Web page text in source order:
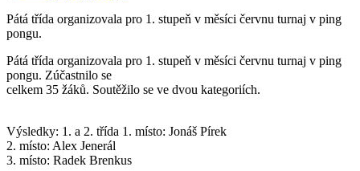
Pátá třída organizovala pro 1. stupeň v měsíci červnu turnaj v ping
pongu.
Pátá třída organizovala pro 1. stupeň v měsíci červnu turnaj v ping
pongu. Zúčastnilo se
celkem 35 žáků. Soutěžilo se ve dvou kategoriích.
Výsledky: 1. a 2. třída 1. místo: Jonáš Pírek
2. místo: Alex Jenerál
3. místo: Radek Brenkus